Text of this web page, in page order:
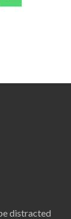
distracted